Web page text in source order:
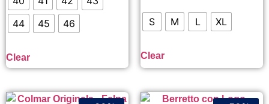
44
45 46
Clear
S M L XL
Clear